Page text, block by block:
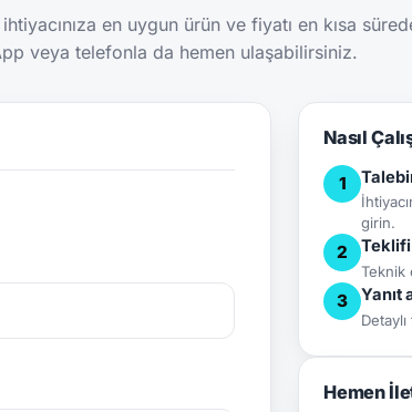
en uygun ürün ve fiyatı en kısa
veya telefonla da hemen ulaşabilirsiniz.
Nasıl
1
girin.
2 Teklifi
Teknik
3 Yanıt
Hemen